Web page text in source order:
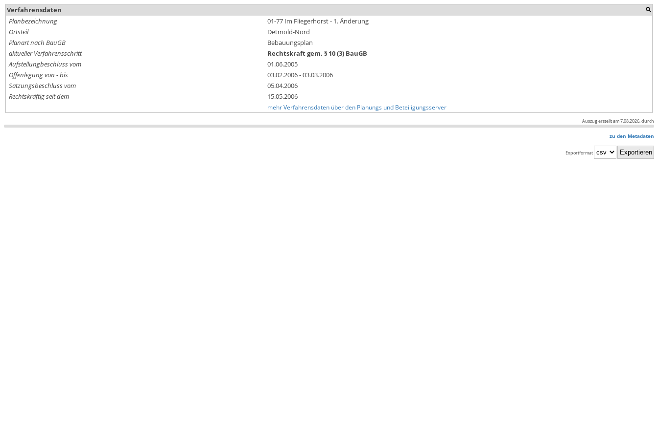
Verfahrensdaten
Planbezeichnung
01-77 Im Fliegerhorst - 1. Änderung
Ortsteil
Detmold-Nord
Planart nach BauGB
Bebauungsplan
aktueller Verfahrensschritt
Rechtskraft gem. § 10 (3) BauGB
Aufstellungbeschluss vom
01.06.2005
Offenlegung von - bis
03.02.2006 - 03.03.2006
Satzungsbeschluss vom
05.04.2006
Rechtskräftig seit dem
15.05.2006
mehr Verfahrensdaten über den Planungs und Beteiligungsserver
Auszug erstellt am 7.08.2026, durch
zu den Metadaten
Exportformat